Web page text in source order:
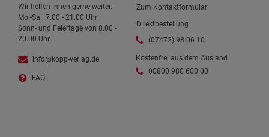
Wir helfen Ihnen gerne weiter.
Mo.-Sa.: 7.00 - 21.00 Uhr
Sonn- und Feiertage von 8.00 -
20.00 Uhr
info@kopp-verlag.de
FAQ
Zum Kontaktformular
Direktbestellung
(07472) 98 06 10
Kostenfrei aus dem Ausland
00800 980 600 00